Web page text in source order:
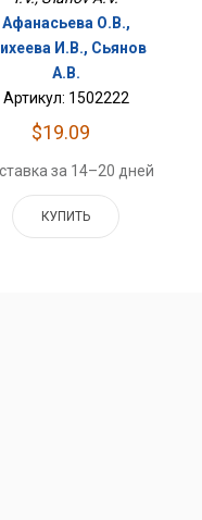
Афанасьева О.В.,
И.В., Сьянов
А.В.
Артикул: 1502222
$19.09
за 14–20 дней
КУПИТЬ